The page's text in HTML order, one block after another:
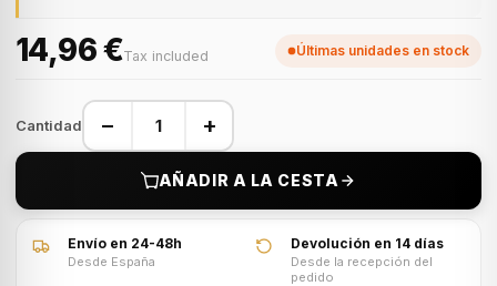
14,96 €Tax included Últimas unidades en stock
Cantidad − +
AÑADIR A LA CESTA
Envío en 24-48h
Desde España
Devolución en 14 días
Desde la recepción del
pedido